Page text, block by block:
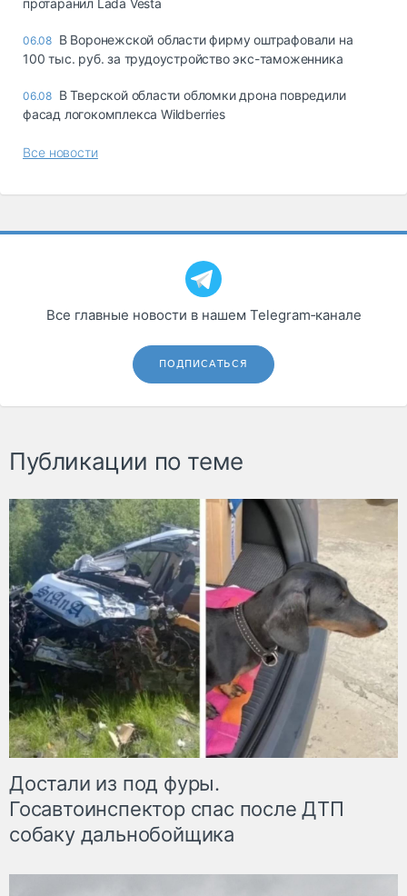
протаранил Lada Vesta
06.08 В Воронежской области фирму оштрафовали на
100 тыс. руб. за трудоустройство экс-таможенника
06.08 В Тверской области обломки дрона повредили
фасад логокомплекса Wildberries
Все новости
Все главные новости в нашем Telegram‑канале
ПОДПИСАТЬСЯ
Публикации по теме
Достали из под фуры.
Госавтоинспектор спас после ДТП
собаку дальнобойщика